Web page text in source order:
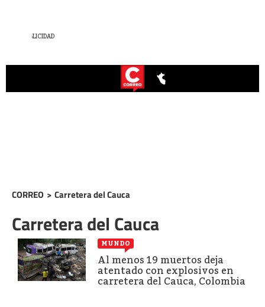
CORREO > Carretera del Cauca
Carretera del Cauca
MUNDO
Al menos 19 muertos deja
atentado con explosivos en
carretera del Cauca, Colombia